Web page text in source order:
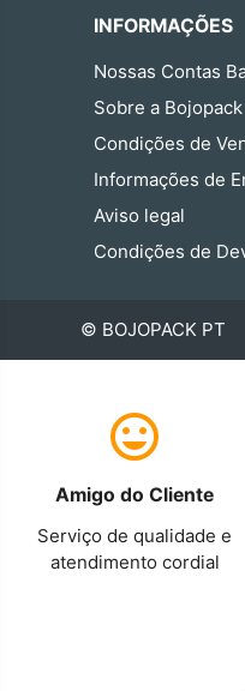
INFORMAÇÕES
Nossas Contas
Sobre a Bojopack
Condições de
Informações de
Aviso legal
Condições de
© BOJOPACK PT
Amigo do Cliente
Serviço de qualidade e
atendimento cordial